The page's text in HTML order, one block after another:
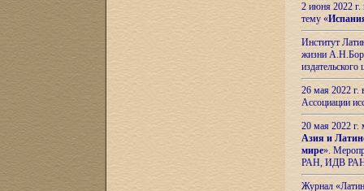
2 июня 2022 г.
тему «
Институт
жизни
26 мая 2022
Ассоциации
20 мая 2022
Азия и
мире».
РАН, ИДВ
Журнал